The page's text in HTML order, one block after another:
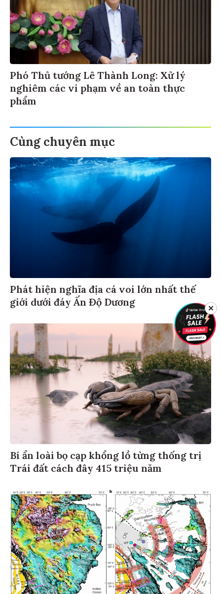
Phó Thủ tướng Lê Thành Long: Xử lý
nghiêm các vi phạm về an toàn thực
phẩm
Cùng chuyên mục
Phát hiện nghĩa địa cá voi lớn nhất thế
giới dưới đáy Ấn Độ Dương
Bí ẩn loài bọ cạp khổng lồ từng thống trị
Trái đất cách đây 415 triệu năm
✕